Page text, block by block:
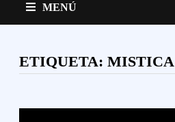
MENÚ
ETIQUETA:MISTICA